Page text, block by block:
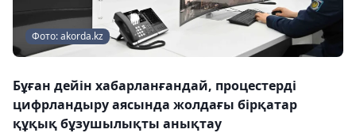
Фото: akorda.kz
Бұған дейін хабарланғандай, процестерді
цифрландыру аясында жолдағы бірқатар
құқық бұзушылықты анықтау